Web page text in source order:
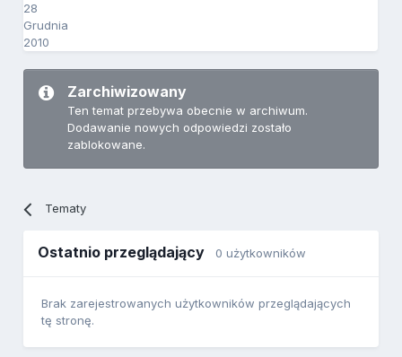
28
Grudnia
2010
Zarchiwizowany
Ten temat przebywa obecnie w archiwum.
Dodawanie nowych odpowiedzi zostało
zablokowane.
Tematy
Ostatnio przeglądający 0 użytkowników
Brak zarejestrowanych użytkowników przeglądających
tę stronę.